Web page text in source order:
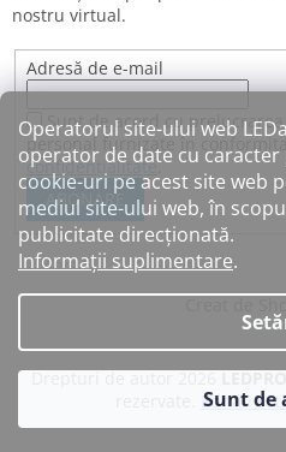
Operatorul site-ului web
operator de date cu
cookie-uri pe acest site web
mediul site-ului web, în
publicitate direcționată.
Informații suplimentare.
Sunt de
nostru virtual.
Adresă de e-mail
Sunt de acord cu
personal furnizate în
confidențialitate.
ABONARE
Editați